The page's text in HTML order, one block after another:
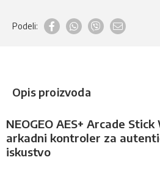
Podeli:
Opis proizvoda
NEOGEO AES+ Arcade
arkadni kontroler za
iskustvo